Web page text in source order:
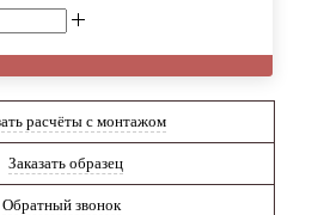
расчёты с монтажом
Заказать образец
Обратный звонок